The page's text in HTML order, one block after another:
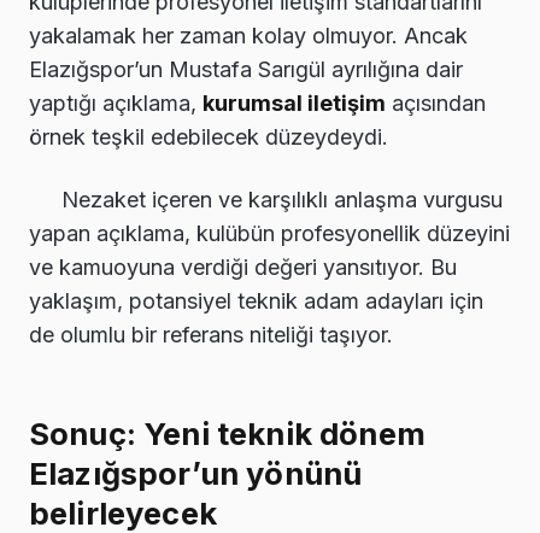
yakalamak her zaman kolay olmuyor. Ancak
Elazığspor’un Mustafa Sarıgül ayrılığına dair
yaptığı açıklama, kurumsal iletişim açısından
örnek teşkil edebilecek düzeydeydi.
Nezaket içeren ve karşılıklı anlaşma vurgusu
yapan açıklama, kulübün profesyonellik düzeyini
ve kamuoyuna verdiği değeri yansıtıyor. Bu
yaklaşım, potansiyel teknik adam adayları için
de olumlu bir referans niteliği taşıyor.
Sonuç: Yeni teknik dönem
Elazığspor’un yönünü
belirleyecek